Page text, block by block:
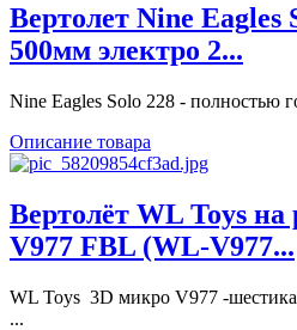
Вертолет Nine Eagles
500мм электро 2...
Nine Eagles Solo 228 - полностью
Описание товара
Вертолёт WL Toys на
V977 FBL (WL-V977...
WL Toys 3D микро V977 -
...